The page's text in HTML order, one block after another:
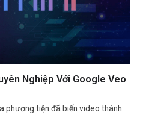
Nghiệp Với Google Veo
phương tiện đã biến video thành